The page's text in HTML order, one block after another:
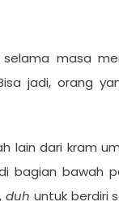
masa
jadi, orang
lain dari kram
bagian bawah
duh untuk berdiri